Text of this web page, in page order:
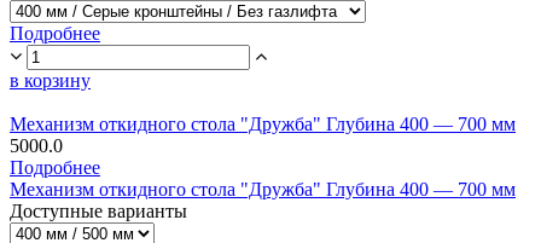
Подробнее
в корзину
Механизм откидного стола "Дружба" Глубина 400 — 700 мм
5000.0
Подробнее
Механизм откидного стола "Дружба" Глубина 400 — 700 мм
Доступные варианты